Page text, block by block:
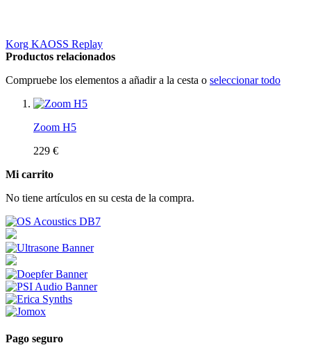
Korg KAOSS Replay
Productos relacionados
Compruebe los elementos a añadir a la cesta o seleccionar todo
Zoom H5
229 €
Mi carrito
No tiene artículos en su cesta de la compra.
Pago seguro